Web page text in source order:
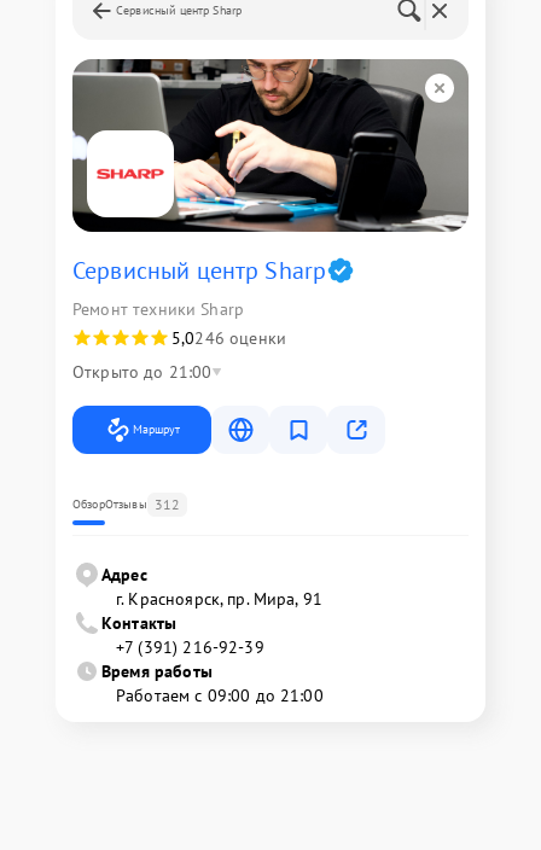
Сервисный центр Sharp
Сервисный центр Sharp
Ремонт техники Sharp
5,0246 оценки
Открыто до 21:00
Маршрут
ОбзорОтзывы 312
Адрес
г. Красноярск, ​пр. Мира, 91
Контакты
+7 (391) 216-92-39
Время работы
Работаем с 09:00 до 21:00